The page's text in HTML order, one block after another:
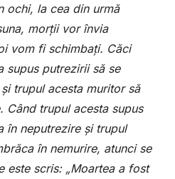
ochi, la cea din urmă
morții vor învia
vom fi schimbați. Căci
supus putrezirii să se
trupul acesta muritor să
Când trupul acesta supus
în neputrezire și trupul
în nemurire, atunci se
este scris: „Moartea a fost